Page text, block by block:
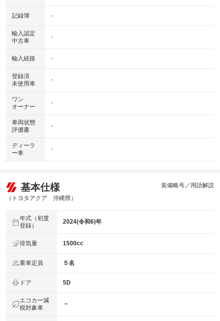
記録簿 -
輸入認定
中古車
-
輸入経路 -
登録済
未使用車
-
ワン
オーナー
-
車両状態
評価書
-
ディーラ
ー車
-
基本仕様
（トヨタアクア 沖縄県）
装備略号／用語解説
年式（初度
登録）
2024(令和6)年
排気量 1500cc
乗車定員 ５名
ドア 5D
エコカー減
税対象車
－